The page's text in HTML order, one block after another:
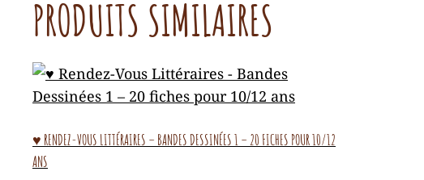
PRODUITS SIMILAIRES
♥ RENDEZ-VOUS LITTÉRAIRES – BANDES DESSINÉES 1 – 20 FICHES POUR 10/12
ANS